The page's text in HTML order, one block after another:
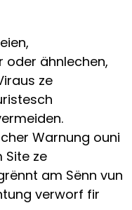
oder ähnlechen,
ze
Warnung ouni
Site ze
am Sënn vun
verworf fir